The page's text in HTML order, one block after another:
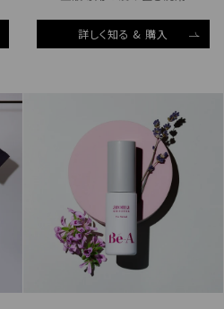
詳しく知る & 購入